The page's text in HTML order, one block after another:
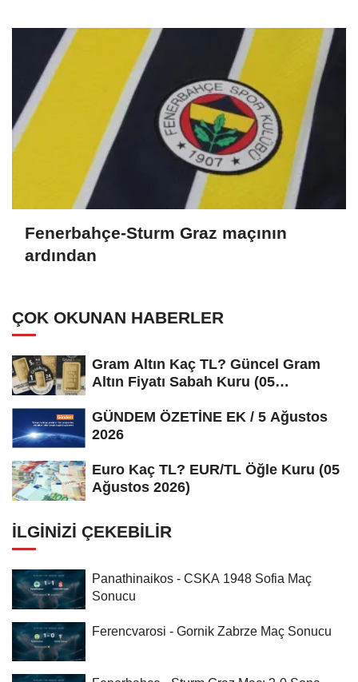
Fenerbahçe-Sturm Graz maçının
ardından
ÇOK OKUNAN HABERLER
Gram Altın Kaç TL? Güncel Gram
Altın Fiyatı Sabah Kuru (05
GÜNDEM ÖZETİNE EK / 5 Ağustos
2026
Euro Kaç TL? EUR/TL Öğle Kuru (05
Ağustos 2026)
İLGINIZI ÇEKEBILIR
Panathinaikos - CSKA 1948 Sofia Maç
Sonucu
Ferencvarosi - Gornik Zabrze Maç Sonucu